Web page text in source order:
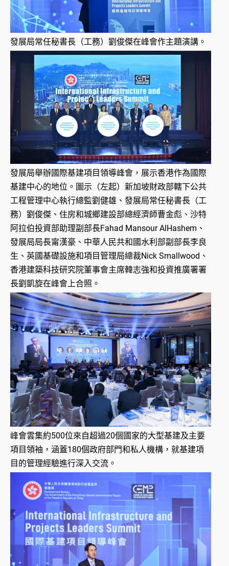
發展局常任秘書長（工務）劉俊傑在峰會作主題演講。
發展局舉辦國際基建項目領導峰會，展示香港作為國際
基建中心的地位。圖示（左起）新加坡財政部轄下公共
工程管理中心執行總監劉健雄、發展局常任秘書長（工
務）劉俊傑、住房和城鄉建設部總經濟師曹金彪、沙特
阿拉伯投資部助理副部長Fahad Mansour AlHashem、
發展局局長甯漢豪、中華人民共和國水利部副部長李良
生、英國基礎設施和項目管理局總裁Nick Smallwood、
香港建築科技研究院董事會主席韓志強和投資推廣署署
長劉凱旋在峰會上合照。
峰會雲集約500位來自超過20個國家的大型基建及主要
項目領袖，涵蓋180個政府部門和私人機構，就基建項
目的管理經驗進行深入交流。